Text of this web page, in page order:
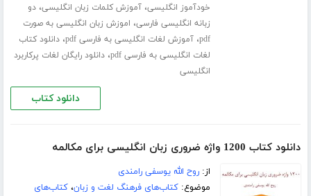
خودآموز انگلیسی،آموزش کلمات زبان انگلیسی،دو
زبانه انگلیسی فارسی، اموزش زبان انگلیسی به صورت
pdf،آموزش لغات انگلیسی به فارسی pdf ،دانلود کتاب
لغات انگلیسی به فارسی pdf
،دانلود رایگان لغات پرکاربرد
انگلیسی
دانلود کتاب
دانلود کتاب 1200 واژه ضروری زبان انگلیسی برای مکالمه
از:روح الله یوسفی رامندی
موضوع:کتاب‌های فرهنگ لغت و زبان،کتاب‌های